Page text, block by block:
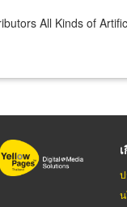
All Kinds of